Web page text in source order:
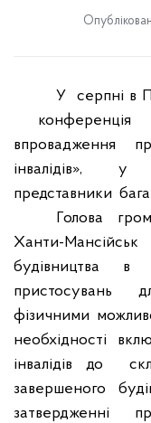
У серпні в
конференція
впровадження
інвалідів»,
у
представники
Голова
Ханти-Мансійськ
будівництва
в
пристосувань
фізичними
необхідності
інвалідів до
завершеного
затвердженні